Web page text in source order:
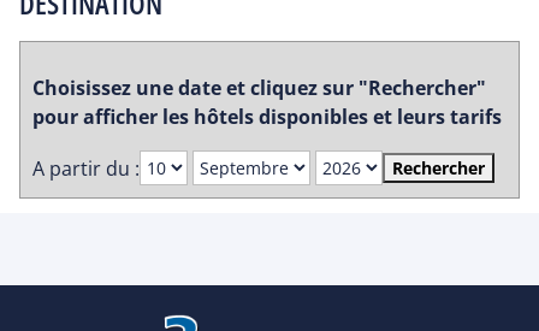
Choisissez une date et cliquez sur "Rechercher"
pour afficher les hôtels disponibles et leurs tarifs
A partir du :
Rechercher